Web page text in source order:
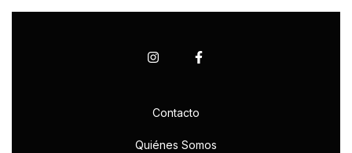
Contacto
Quiénes Somos